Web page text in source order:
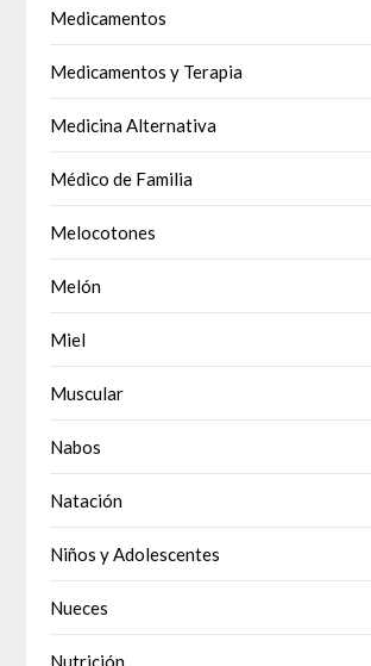
Medicamentos
Medicamentos y Terapia
Medicina Alternativa
Médico de Familia
Melocotones
Melón
Miel
Muscular
Nabos
Natación
Niños y Adolescentes
Nueces
Nutrición